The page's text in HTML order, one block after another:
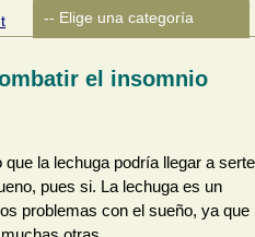
el insomnio
la lechuga podría llegar a serte
pues si. La lechuga es un
problemas con el sueño, ya que